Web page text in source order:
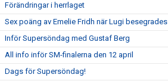
Förändringar i herrlaget
Sex poäng av Emelie Fridh när Lugi besegrades
Inför Supersöndag med Gustaf Berg
All info inför SM-finalerna den 12 april
Dags för Supersöndag!